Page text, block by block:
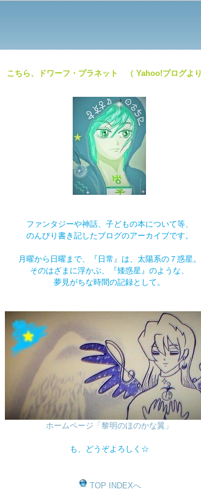
こちら、ドワーフ・プラネット （ Yahoo!ブログよ
ファンタジーや神話、子どもの本について等、
のんびり書き記したブログのアーカイブです。
月曜から日曜まで、『日常』は、太陽系の７惑星。
そのはざまに浮かぶ、『矮惑星』のような、
夢見がちな時間の記録として。
ホームページ「黎明のほのかな翼」
も、どうぞよろしく☆
TOP INDEXへ